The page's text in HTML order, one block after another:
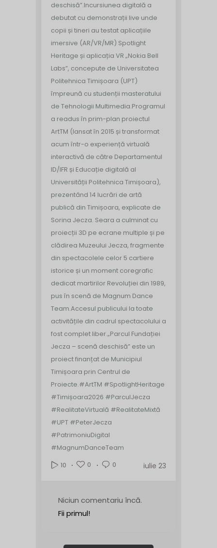
deschisă”.Incursiunea digitală a
debutat cu demonstrații live unde
copii și tineri au testat aplicațiile
imersive (AR/VR/MR) Spotlight
Heritage și aplicația VR „Nokia Bell
Labs”, concepute de Universitatea
Politehnica Timișoara (UPT)
împreună cu studenții masteratului
de Tehnologii Multimedia.Programul
a readus în prim-plan proiectul
ArtTM (lansat în 2015 și transformat
acum într-o experiență virtuală
interactivă de către Departamentul
ID/IFR și Educație digitală al
Universității Politehnica Timișoara),
prezentând 14 lucrări de artă
publică din Timișoara, explicate de
Sorina Jecza. Seara a culminat cu
proiecții 3D pe ecrane multiple și pe
clădirea Muzeului Jecza, fragmente
din spectacolele celor 5 cartiere
istorice și un moment coregrafic
dedicat martirilor Revoluției din 1989,
pus în scenă de Magnum Dance
Team.Accesul publicului la toate
activitățile din cadrul spectacolului a
fost complet liber.„Parcul Fundației
Jecza – scenă deschisă” este un
proiect finanțat de Municipiul
Timișoara prin Centrul de
Proiecte.#ArtTM #SpotlightHeritage
#Timișoara2026 #ParculJecza
#RealitateVirtuală #RealitateMixtă
#UPT #PeterJecza
#PatrimoniuDigital
#MagnumDanceTeam
10
0 0 iulie 23
Niciun comentariu încă.
Fii primul!